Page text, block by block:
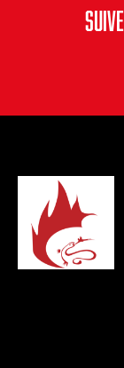
Référentiels